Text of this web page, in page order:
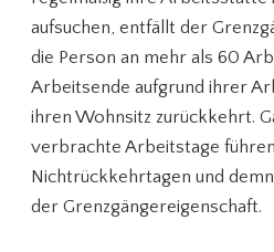
aufsuchen, entfällt der
die Person an mehr als 60
Arbeitsende aufgrund ihrer
ihren Wohnsitz zurückkehrt.
verbrachte Arbeitstage
Nichtrückkehrtagen und
der Grenzgängereigenschaft.